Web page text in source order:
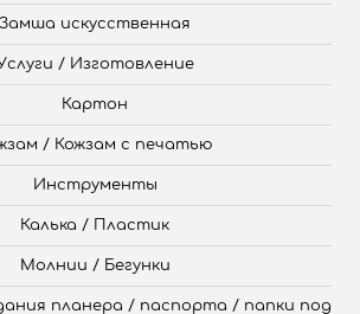
Замша искусственная
/ Изготовление
Картон
/ Кожзам с печатью
Инструменты
Калька / Пластик
Молнии / Бегунки
планера / паспорта / папки под